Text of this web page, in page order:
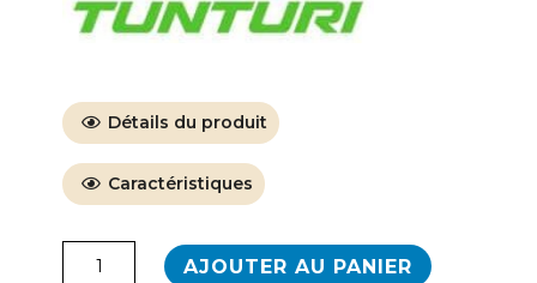
Détails du produit
Caractéristiques
AJOUTER AU PANIER